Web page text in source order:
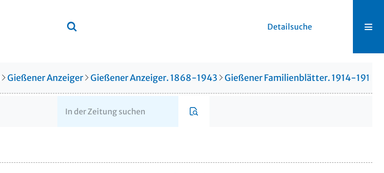
Detailsuche
Gießener Anzeiger Gießener Anzeiger. 1868-1943 Gießener Familienblätter. 1914-1914